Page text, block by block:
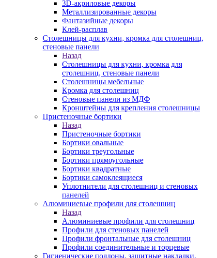
3D-акриловые декоры
Металлизированные декоры
Фантазийные декоры
Клей-расплав
Столешницы для кухни, кромка для столешниц,
стеновые панели
Назад
Столешницы для кухни, кромка для
столешниц, стеновые панели
Столешницы мебельные
Кромка для столешниц
Стеновые панели из МДФ
Кронштейны для крепления столешницы
Пристеночные бортики
Назад
Пристеночные бортики
Бортики овальные
Бортики треугольные
Бортики прямоугольные
Бортики квадратные
Бортики самоклеящиеся
Уплотнители для столешниц и стеновых
панелей
Алюминиевые профили для столешниц
Назад
Алюминиевые профили для столешниц
Профили для стеновых панелей
Профили фронтальные для столешниц
Профили соединительные и торцевые
Гигиенические поддоны, защитные накладки,